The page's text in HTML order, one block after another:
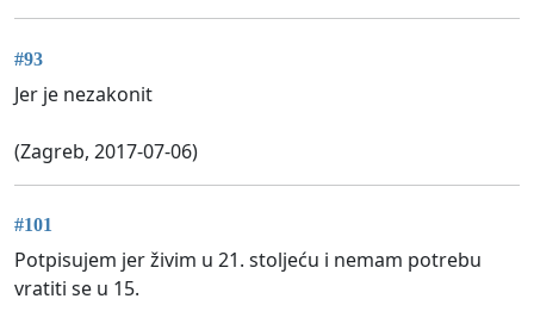
#93
Jer je nezakonit
(Zagreb, 2017-07-06)
#101
Potpisujem jer živim u 21. stoljeću i nemam potrebu
vratiti se u 15.